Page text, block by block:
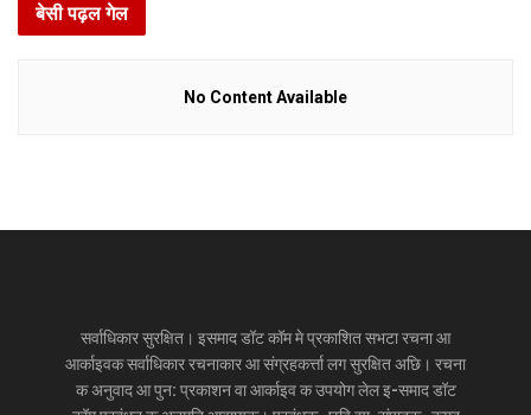
बेसी पढ़ल गेल
No Content Available
सर्वाधिकार सुरक्षित। इसमाद डॉट कॉम मे प्रकाशित सभटा रचना आ
आर्काइवक सर्वाधिकार रचनाकार आ संग्रहकर्त्ता लग सुरक्षित अछि। रचना
क अनुवाद आ पुन: प्रकाशन वा आर्काइव क उपयोग लेल इ-समाद डॉट